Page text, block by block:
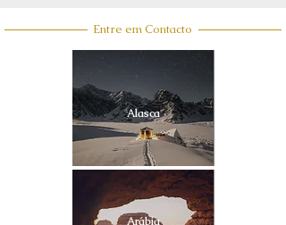
Entre em Contacto
Alasca
Arábia